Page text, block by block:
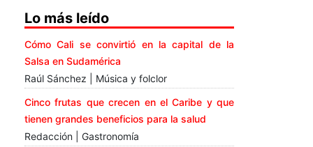
Lo más leído
Cómo Cali se convirtió en la capital de la
Salsa en Sudamérica
Raúl Sánchez | Música y folclor
Cinco frutas que crecen en el Caribe y que
tienen grandes beneficios para la salud
Redacción | Gastronomía